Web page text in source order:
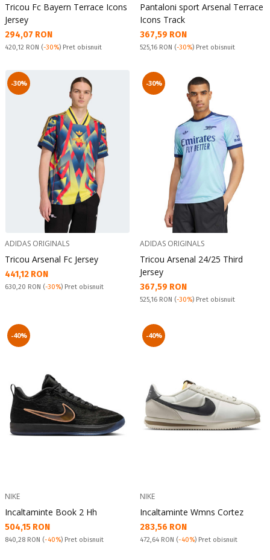
Tricou Fc Bayern Terrace Icons
Jersey
Текуща цена:
294,07 RON
Pret obisnuit:
420,12 RON (-30%) Pret obisnuit
Pantaloni sport Arsenal Terrace
Icons Track
Текуща цена:
367,59 RON
Pret obisnuit:
525,16 RON (-30%) Pret obisnuit
-30%
ADIDAS ORIGINALS
Tricou Arsenal Fc Jersey
Текуща цена:
441,12 RON
Pret obisnuit:
630,20 RON (-30%) Pret obisnuit
-30%
ADIDAS ORIGINALS
Tricou Arsenal 24/25 Third
Jersey
Текуща цена:
367,59 RON
Pret obisnuit:
525,16 RON (-30%) Pret obisnuit
-40%
NIKE
Incaltaminte Book 2 Hh
Текуща цена:
504,15 RON
Pret obisnuit:
840,28 RON (-40%) Pret obisnuit
-40%
NIKE
Incaltaminte Wmns Cortez
Текуща цена:
283,56 RON
Pret obisnuit:
472,64 RON (-40%) Pret obisnuit